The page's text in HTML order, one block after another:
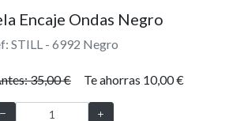
Encaje Ondas Negro
STILL - 6992 Negro
35,00 € Te ahorras 10,00 €